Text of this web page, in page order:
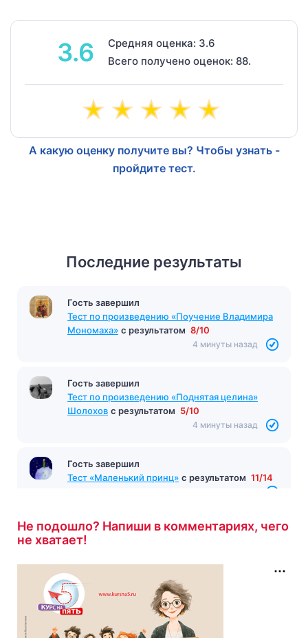
3.6
Средняя оценка: 3.6
Всего получено оценок: 88.
А какую оценку получите вы? Чтобы узнать -
пройдите тест.
Последние результаты
Гость завершил
Тест по произведению «Поучение Владимира
Мономаха» с результатом 8/10
4 минуты назад
Гость завершил
Тест по произведению «Поднятая целина»
Шолохов с результатом 5/10
4 минуты назад
Гость завершил
Тест «Маленький принц» с результатом 11/14
Не подошло? Напиши в комментариях, чего
не хватает!